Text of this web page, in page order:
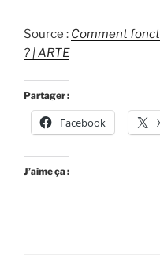
Source : Comment
? | ARTE
Partager :
Facebook
J’aime ça :